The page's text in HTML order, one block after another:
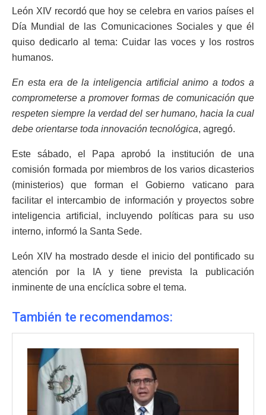
León XIV recordó que hoy se celebra en varios países el
Día Mundial de las Comunicaciones Sociales y que él
quiso dedicarlo al tema: Cuidar las voces y los rostros
humanos.
En esta era de la inteligencia artificial animo a todos a
comprometerse a promover formas de comunicación que
respeten siempre la verdad del ser humano, hacia la cual
debe orientarse toda innovación tecnológica, agregó.
Este sábado, el Papa aprobó la institución de una
comisión formada por miembros de los varios dicasterios
(ministerios) que forman el Gobierno vaticano para
facilitar el intercambio de información y proyectos sobre
inteligencia artificial, incluyendo políticas para su uso
interno, informó la Santa Sede.
León XIV ha mostrado desde el inicio del pontificado su
atención por la IA y tiene prevista la publicación
inminente de una encíclica sobre el tema.
También te recomendamos: